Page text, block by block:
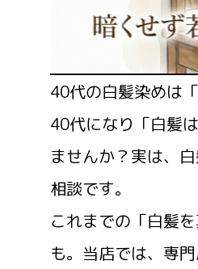
40代の白髪染めは
40代になり「白髪
ませんか？実は、
相談です。
これまでの「白髪
も。当店では、専